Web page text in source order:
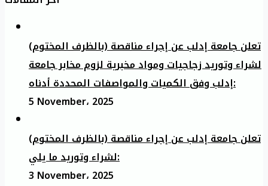
تعلن جامعة إدلب عن إجراء مناقصة (بالظرف المختوم)
لشراء وتوريد زجاجيات ومواد مخبرية لزوم مخابر جامعة
إدلب وفق الكميات والمواصفات المحددة أدناه:
5 November، 2025
تعلن جامعة إدلب عن إجراء مناقصة (بالظرف المختوم)
لشراء وتوريد ما يلي:
3 November، 2025